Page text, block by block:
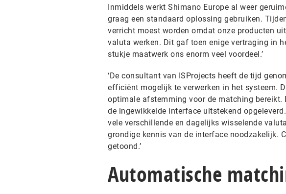
Inmiddels werkt Shimano Europe al weer
graag een standaard oplossing gebruiken.
verricht moest worden omdat onze producten
valuta werken. Dit gaf toen enige vertraging in
stukje maatwerk ons enorm veel voordeel.’
‘De consultant van ISProjects heeft de tijd
efficiënt mogelijk te verwerken in het systeem.
optimale afstemming voor de matching bereikt.
de ingewikkelde interface uitstekend
vele verschillende en dagelijks wisselende
grondige kennis van de interface noodzakelijk.
getoond.’
Automatische